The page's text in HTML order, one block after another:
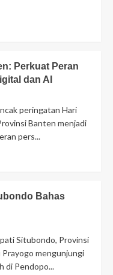
Perkuat Peran
dan AI
peringatan Hari
Banten menjadi
pers...
Bahas
Situbondo, Provinsi
Prayogo mengunjungi
di Pendopo...